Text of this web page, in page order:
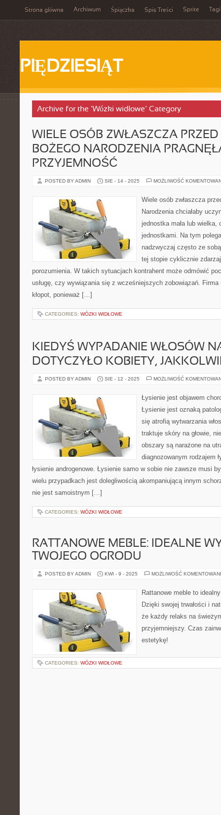
Strona główna Archiwum Śpiączka Spis Treści Sprite Tagi
PIĘDZIESIĄT
Archive for the ‘Wózki widłowe’ Category
WIELE OSÓB ZWŁASZCZA
BOŻEGO NARODZENIA
PRZYJEMNOŚĆ
POSTED BY ADMIN SIE - 14 - 2025 MOŻLIWOŚĆ
Wiele osób zwłaszcza
Narodzenia chciałaby
jednostka mała lub
jednostkami. Na tym
nadzwyczaj często ze
tej stopie cyklicznie
porozumienia. W takich sytuacjach kontrahent może odmówić
usługę, czy wywiązania się z wcześniejszych zobowiązań.
kłopot, ponieważ […]
CATEGORIES: WÓZKI WIDŁOWE
KIEDYŚ WYPADANIE WŁOSÓW
DOTYCZYŁO KOBIETY,
POSTED BY ADMIN SIE - 12 - 2025 MOŻLIWOŚĆ
Łysienie jest objawem
Łysienie jest oznaką
się atrofią wytwarzania
traktuje skóry na głowie,
obszary są narażone na
diagnozowanym rodzajem
łysienie androgenowe. Łysienie samo w sobie nie zawsze musi
wielu przypadkach jest dolegliwością akompaniującą innym
nie jest samoistnym […]
CATEGORIES: WÓZKI WIDŁOWE
RATTANOWE MEBLE: IDEALNE
TWOJEGO OGRODU
POSTED BY ADMIN KWI - 9 - 2025 MOŻLIWOŚĆ
Rattanowe meble to
Dzięki swojej trwałości i
że każdy relaks na
przyjemniejszy. Czas
estetykę!
CATEGORIES: WÓZKI WIDŁOWE